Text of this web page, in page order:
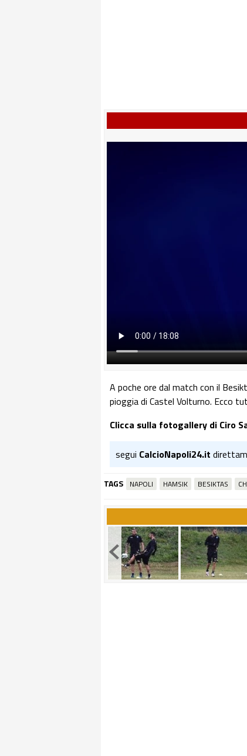
A poche ore dal match con il
pioggia di Castel Volturno. Ecco
Clicca sulla fotogallery di Ciro
segui CalcioNapoli24.it
TAGS NAPOLI HAMSIK BESIKTAS